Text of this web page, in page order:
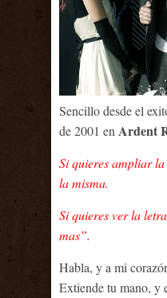
Sencillo desde el
de 2001 en Ardent
Si quieres ampliar
la misma.
Si quieres ver la
mas”.
Habla, y a mi
Extiende tu mano, y